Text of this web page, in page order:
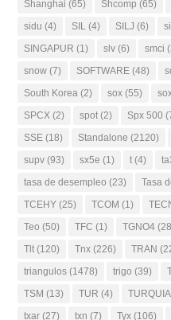
Shanghai (65) Shcomp (65)
sidu (4) SIL (4) SILJ (6)
SINGAPUR (1) slv (6) smci
snow (7) SOFTWARE (48)
South Korea (2) sox (55)
SPCX (2) spot (2) Spx 500
SSE (18) Standalone (2120)
supv (93) sx5e (1) t (4)
tasa de desempleo (23) Tasa
TCEHY (25) TCOM (1)
Teo (50) TFC (1) TGNO4
Tlt (120) Tnx (226) TRAN
triangulos (1478) trigo (39)
TSM (13) TUR (4) TURQUIA
txar (27) txn (7) Tyx (106)